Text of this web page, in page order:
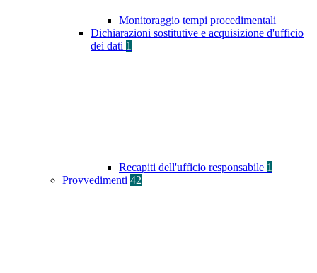
Monitoraggio tempi procedimentali
Dichiarazioni sostitutive e acquisizione d'ufficio
dei dati 1
Recapiti dell'ufficio responsabile 1
Provvedimenti 42